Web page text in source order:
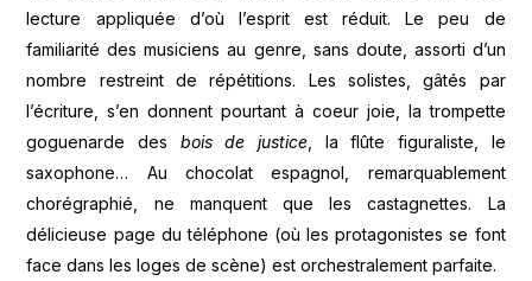
lecture appliquée d’où l’esprit est réduit. Le peu de
familiarité des musiciens au genre, sans doute, assorti d’un
nombre restreint de répétitions. Les solistes, gâtés par
l’écriture, s’en donnent pourtant à coeur joie, la trompette
goguenarde des bois de justice , la flûte figuraliste, le
saxophone… Au chocolat espagnol, remarquablement
chorégraphié, ne manquent que les castagnettes. La
délicieuse page du téléphone (où les protagonistes se font
face dans les loges de scène) est orchestralement parfaite.